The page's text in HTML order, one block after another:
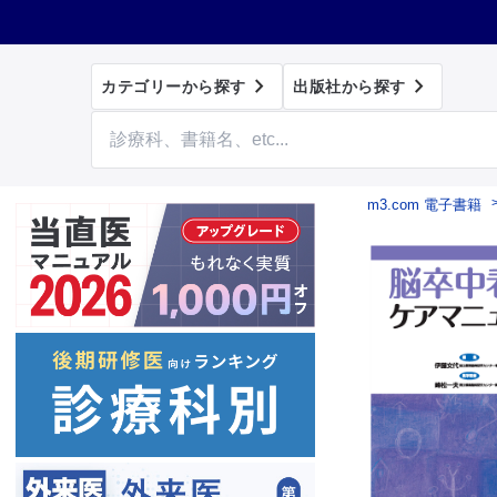
カテゴリーから探す  出版社から探す 
m3.com 電子書籍